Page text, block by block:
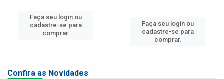
Faça seu login ou
cadastre-se para
comprar.
Faça seu login ou
cadastre-se para
comprar.
Confira as Novidades